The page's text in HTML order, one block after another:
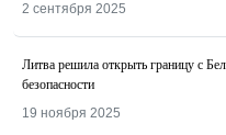
2 сентября 2025
Литва решила открыть границу с
безопасности
19 ноября 2025